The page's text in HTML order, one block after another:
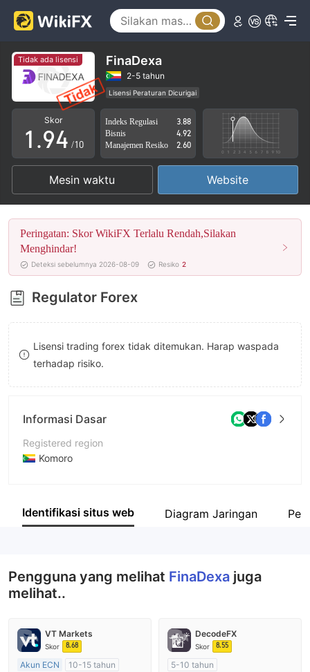
Tidak ada lisensi FinaDexa
2-5 tahun
Lisensi Peraturan Dicurigai
Lingkup Bisnis Mencurigakan
Potensi risiko tinggi
Skor
0
1
2
3
4
5
6
7
8
9
.
5
6
7
8
9
0
1
2
3
4
5
6
7
8
9
/10
Indeks Regulasi
3.88
Bisnis
4.92
Manajemen Resiko
2.60
Mesin waktu Website
Peringatan: Skor WikiFX Terlalu Rendah,Silakan
Menghindar!
Deteksi sebelumnya 2026-08-09 Resiko 2
Regulator Forex
Lisensi trading forex tidak ditemukan. Harap waspada
terhadap risiko.
Informasi Dasar
Registered region
Komoro
Nama perusahaan
Identifikasi situs web Diagram Jaringan
Pengguna yang melihat FinaDexa juga
melihat..
VT Markets
Skor 8.68
Akun ECN
10-15 tahun
DecodeFX
Skor 8.55
5-10 tahun